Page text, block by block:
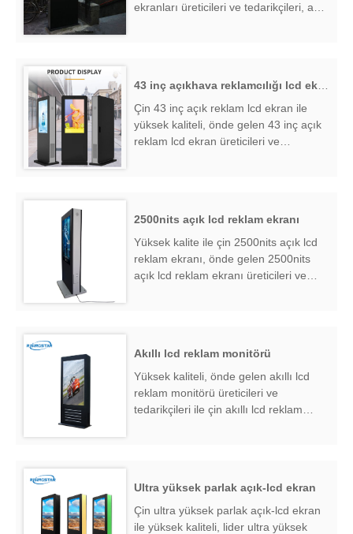
ekranları üreticileri ve tedarikçileri, açık
Çin 43 inç açık reklam lcd ekran ile
yüksek kaliteli, önde gelen 43 inç açık
reklam lcd ekran üreticileri ve
2500nits açık lcd reklam ekranı
Yüksek kalite ile çin 2500nits açık lcd
reklam ekranı, önde gelen 2500nits
açık lcd reklam ekranı üreticileri ve
Akıllı lcd reklam monitörü
Yüksek kaliteli, önde gelen akıllı lcd
reklam monitörü üreticileri ve
tedarikçileri ile çin akıllı lcd reklam
Ultra yüksek parlak açık-lcd ekran
Çin ultra yüksek parlak açık-lcd ekran
ile yüksek kaliteli, lider ultra yüksek